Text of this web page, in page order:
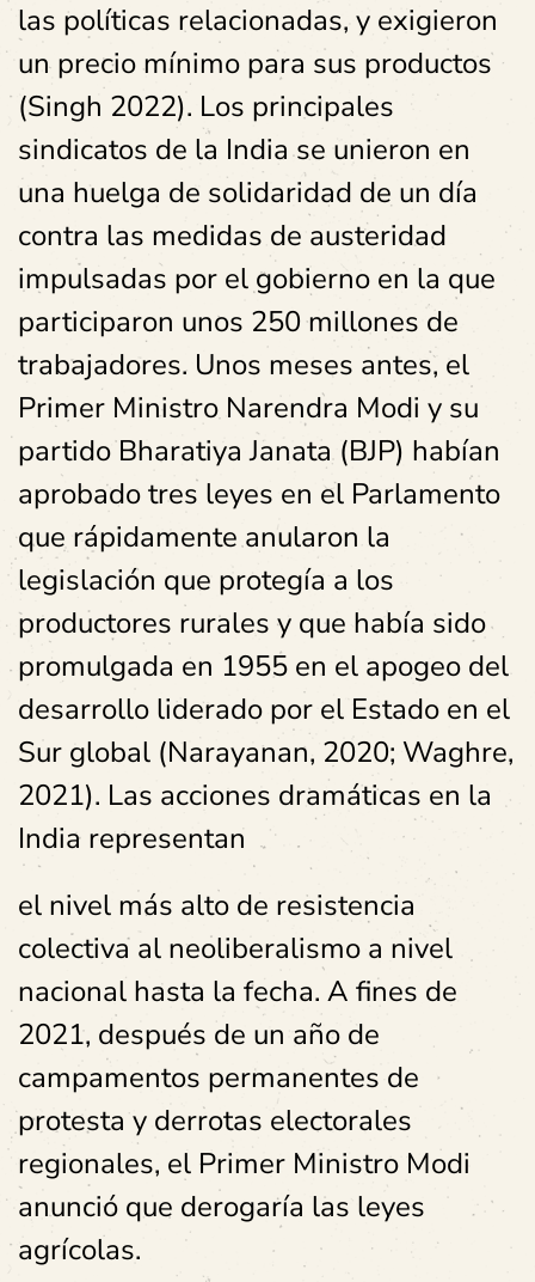
las políticas relacionadas, y exigieron
un precio mínimo para sus productos
(Singh 2022). Los principales
sindicatos de la India se unieron en
una huelga de solidaridad de un día
contra las medidas de austeridad
impulsadas por el gobierno en la que
participaron unos 250 millones de
trabajadores. Unos meses antes, el
Primer Ministro Narendra Modi y su
partido Bharatiya Janata (BJP) habían
aprobado tres leyes en el Parlamento
que rápidamente anularon la
legislación que protegía a los
productores rurales y que había sido
promulgada en 1955 en el apogeo del
desarrollo liderado por el Estado en el
Sur global (Narayanan, 2020; Waghre,
2021). Las acciones dramáticas en la
India representan
el nivel más alto de resistencia
colectiva al neoliberalismo a nivel
nacional hasta la fecha. A fines de
2021, después de un año de
campamentos permanentes de
protesta y derrotas electorales
regionales, el Primer Ministro Modi
anunció que derogaría las leyes
agrícolas.